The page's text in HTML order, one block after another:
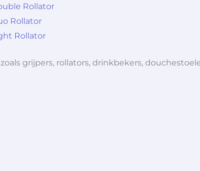
Rollator
Rollator
Rollator
grijpers, rollators, drinkbekers,